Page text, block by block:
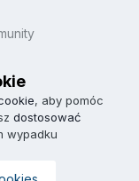
, aby pomóc
dostosować
wypadku